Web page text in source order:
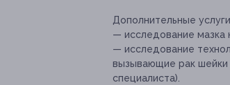
Дополнительные
— исследование мазка
— исследование
вызывающие рак шейки
специалиста).